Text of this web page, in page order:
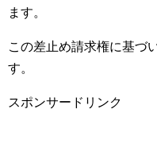
ます。
この差止め請求権に基づ
す。
スポンサードリンク